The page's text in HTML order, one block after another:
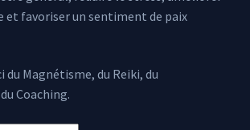
et favoriser un sentiment de paix
du Magnétisme, du Reiki, du
Coaching.